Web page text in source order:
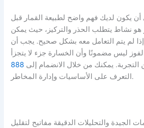
يكون لديك فهم واضح لطبيعة القمار قبل
هو نشاط يتطلب الحذر والتركيز، حيث يمكن
لم يتم التعامل معه بشكل صحيح. يجب أن
ليس مضمونًا وأن الخسارة جزء لا يتجزأ
التجربة. يمكنك من خلال الانضمام إلى
التعرف على الأساسيات وإدارة المخاطر.
الجيدة والتحليلات الدقيقة مفاتيح لتقليل